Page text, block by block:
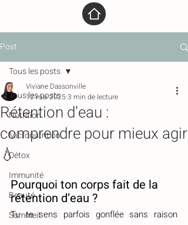
Post
Tous les posts
Nutrition
Micronutrition
Détox
Immunité
Beauté
Sommeil
Tous les posts
Rétention d’eau :
comprendre pour mieux agir
💧
Viviane Dassonville
12 mai 2025 3 min de lecture
Pourquoi ton corps fait de la
rétention d’eau ?
Tu te sens parfois gonflée sans raison